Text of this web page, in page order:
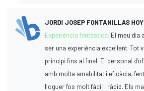
JORDI JOSEP FONTANILLAS
Experiència fantàstica: El meu dia
ser una experiència excel·lent. Tot
principi fins al final. El personal
amb molta amabilitat i eficàcia,
lloguer fos molt fàcil i ràpid. Els